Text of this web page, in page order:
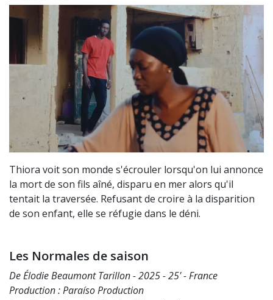
Thiora voit son monde s'écrouler lorsqu'on lui annonce
la mort de son fils aîné, disparu en mer alors qu'il
tentait la traversée. Refusant de croire à la disparition
de son enfant, elle se réfugie dans le déni.
Les Normales de saison
De Élodie Beaumont Tarillon - 2025 - 25' - France
Production : Paraíso Production